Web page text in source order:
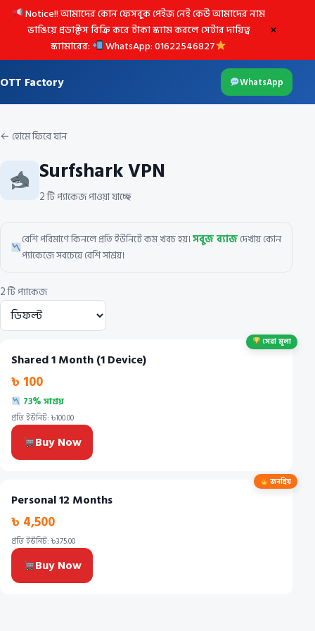
Notice!! আমাদের কোন ফেসবুক পেইজ নেই কেউ আমাদের নাম
ভাঙিয়ে প্রডাক্টস বিক্রি করে টাকা স্ক্যাম করলে সেটার দায়িত্ব
স্ক্যামারের:
WhatsApp: 01622546827
×
OTT Factory WhatsApp
← হোমে ফিরে যান
Surfshark VPN
2 টি প্যাকেজ পাওয়া যাচ্ছে
বেশি পরিমাণে কিনলে প্রতি ইউনিটে কম খরচ হয়।সবুজ ব্যাজদেখায় কোন
প্যাকেজে সবচেয়ে বেশি সাশ্রয়।
2 টি প্যাকেজ
সেরা মূল্য
Shared 1 Month (1 Device)
৳ 100
73% সাশ্রয়
প্রতি ইউনিট: ৳100.00
Buy Now
জনপ্রিয়
Personal 12 Months
৳ 4,500
প্রতি ইউনিট: ৳375.00
Buy Now